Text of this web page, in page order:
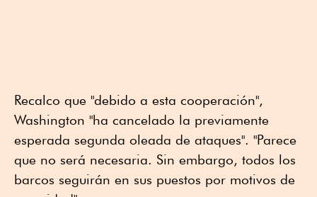
Recalco que "debido a esta cooperación",
Washington "ha cancelado la previamente
esperada segunda oleada de ataques". "Parece
que no será necesaria. Sin embargo, todos los
barcos seguirán en sus puestos por motivos de